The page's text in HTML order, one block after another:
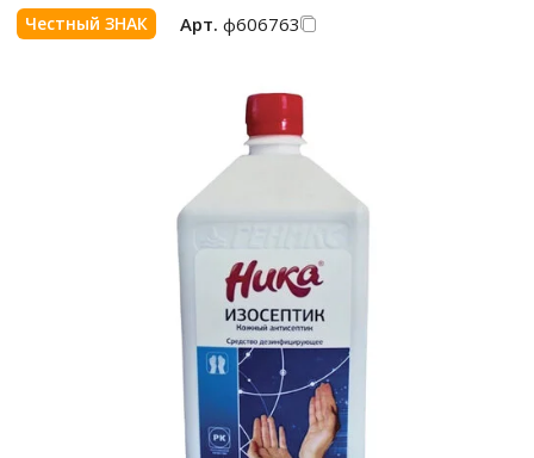
Честный ЗНАК Арт. ф606763